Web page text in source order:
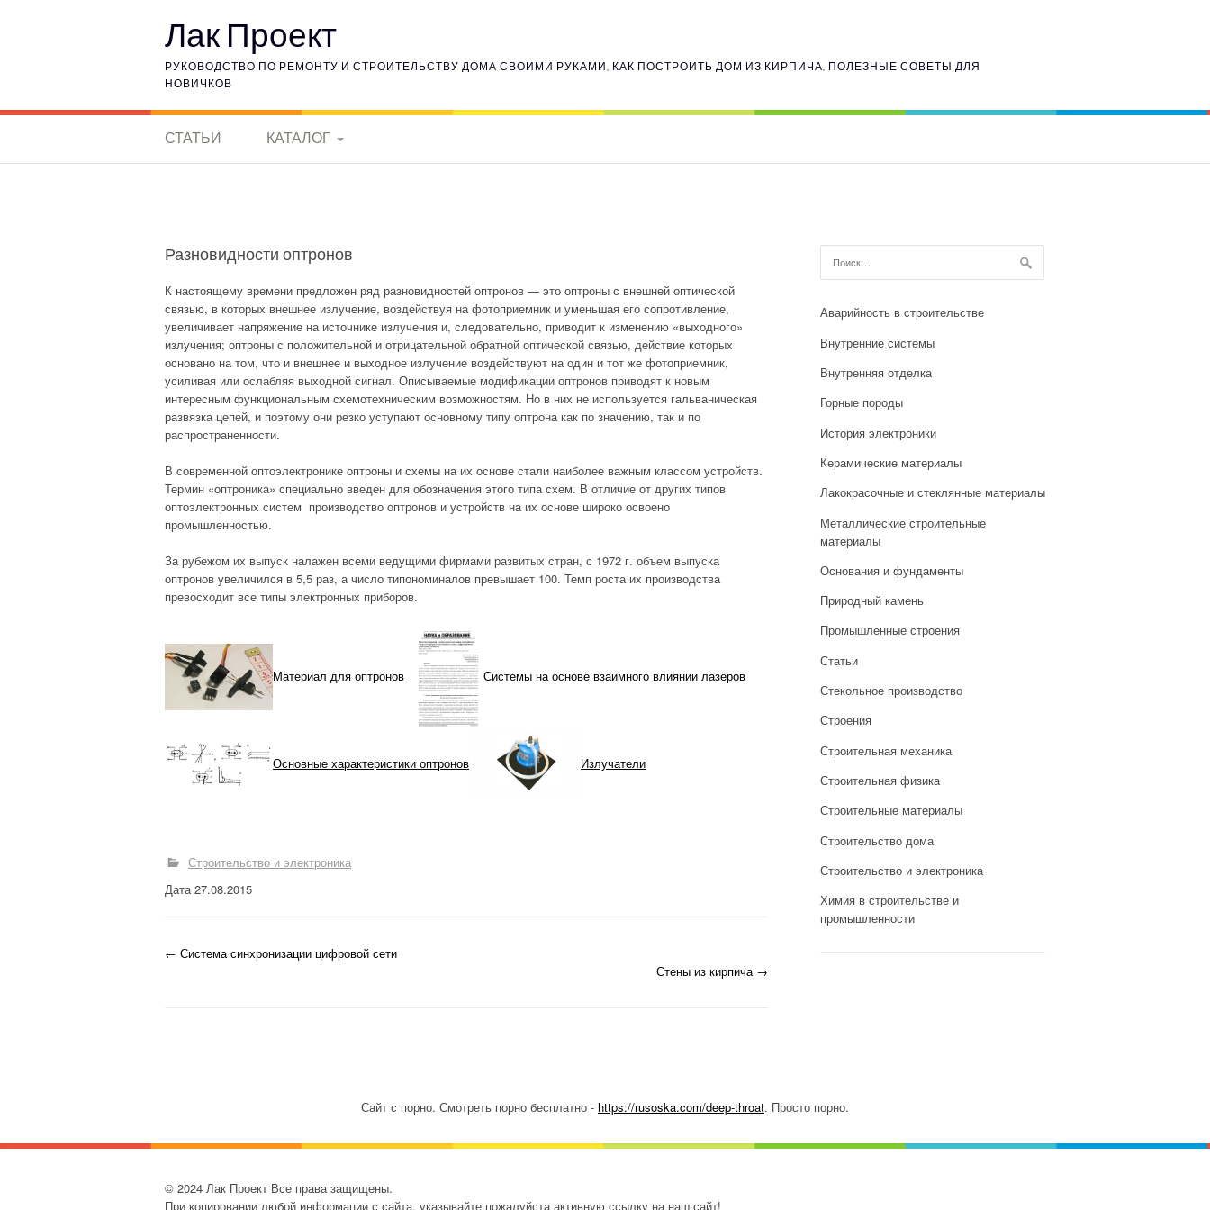
Лак Проект
РУКОВОДСТВО ПО РЕМОНТУ И СТРОИТЕЛЬСТВУ ДОМА СВОИМИ РУКАМИ, КАК ПОСТРОИТЬ ДОМ ИЗ КИРПИЧА, ПОЛЕЗНЫЕ СОВЕТЫ ДЛЯ
НОВИЧКОВ
СТАТЬИ КАТАЛОГ
ИСТОРИЯ
ГОРНЫЕ ПОРОДЫ
ВНУТРЕННЯЯ
ОТДЕЛКА
АВАРИЙНОСТЬ В
СТРОИТЕЛЬСТВЕ
ВНУТРЕННИЕ
СИСТЕМЫ
ФУНДАМЕНТЫ
ЛАКОКРАСОЧНЫЕ И
МЕТАЛЛИЧЕСКИЕ
КАМЕНЬ
СТЕКОЛЬНОЕ
ЭЛЕКТРОНИКА
СТРОИТЕЛЬСТВО
Разновидности оптронов
К настоящему времени предложен ряд разновидностей оптронов — это оптроны с внешней оптической
связью, в которых внешнее излучение, воздействуя на фотоприемник и уменьшая его сопротивление,
увеличивает напряжение на источнике излучения и, следовательно, приводит к изменению «выходного»
излучения; оптроны с положительной и отрицательной обратной оптической связью, действие которых
основано на том, что и внешнее и выходное излучение воздействуют на один и тот же фотоприемник,
усиливая или ослабляя выходной сигнал. Описываемые модификации оптронов приводят к новым
интересным функциональным схемотехническим возможностям. Но в них не используется гальваническая
развязка цепей, и поэтому они резко уступают основному типу оптрона как по значению, так и по
распространенности.
В современной оптоэлектронике оптроны и схемы на их основе стали наиболее важным классом устройств.
Термин «оптроника» специально введен для обозначения этого типа схем. В отличие от других типов
оптоэлектронных систем производство оптронов и устройств на их основе широко освоено
промышленностью.
За рубежом их выпуск налажен всеми ведущими фирмами развитых стран, с 1972 г. объем выпуска
оптронов увеличился в 5,5 раз, а число типономиналов превышает 100. Темп роста их производства
превосходит все типы электронных приборов.
Материал для оптронов Системы на основе взаимного влиянии лазеров
Основные характеристики оптронов Излучатели
Строительство и электроника
Дата 27.08.2015
Запись навигация
← Система синхронизации цифровой сети
Стены из кирпича →
Аварийность в строительстве
Внутренние системы
Внутренняя отделка
Горные породы
История электроники
Керамические материалы
Лакокрасочные и стеклянные материалы
Металлические строительные
материалы
Основания и фундаменты
Природный камень
Промышленные строения
Статьи
Стекольное производство
Строения
Строительная механика
Строительная физика
Строительные материалы
Строительство дома
Строительство и электроника
Химия в строительстве и
промышленности
Сайт с порно. Смотреть порно бесплатно - https://rusoska.com/deep-throat. Просто порно.
© 2024 Лак Проект Все права защищены.
При копировании любой информации с сайта, указывайте пожалуйста активную ссылку на наш сайт!